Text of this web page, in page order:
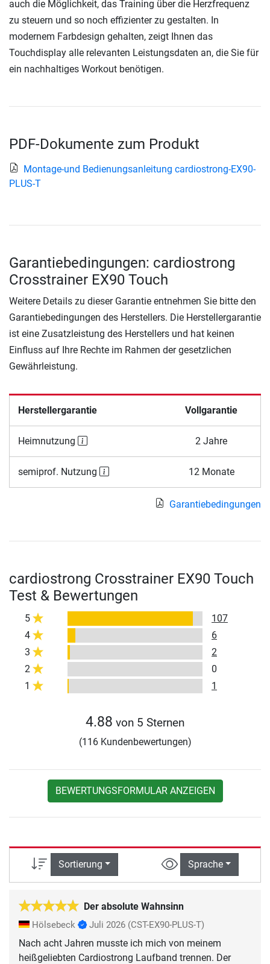
auch die Möglichkeit, das Training über die Herzfrequenz
zu steuern und so noch effizienter zu gestalten. In
modernem Farbdesign gehalten, zeigt Ihnen das
Touchdisplay alle relevanten Leistungsdaten an, die Sie für
ein nachhaltiges Workout benötigen.
PDF-Dokumente zum Produkt
Montage-und Bedienungsanleitung cardiostrong-EX90-
PLUS-T
Garantiebedingungen: cardiostrong
Crosstrainer EX90 Touch
Weitere Details zu dieser Garantie entnehmen Sie bitte den
Garantiebedingungen des Herstellers. Die Herstellergarantie
ist eine Zusatzleistung des Herstellers und hat keinen
Einfluss auf Ihre Rechte im Rahmen der gesetzlichen
Gewährleistung.
Herstellergarantie Vollgarantie
Heimnutzung 2 Jahre
semiprof. Nutzung 12 Monate
Garantiebedingungen
cardiostrong Crosstrainer EX90 Touch
Test & Bewertungen
5
107
4
6
3
2
2
0
1
1
4.88 von 5 Sternen
(116 Kundenbewertungen)
BEWERTUNGSFORMULAR ANZEIGEN
Sortierung Sprache
Der absolute Wahnsinn
Hölsebeck Juli 2026 (CST-EX90-PLUS-T)
Nach acht Jahren musste ich mich von meinem
heißgeliebten Cardiostrong Laufband trennen. Der